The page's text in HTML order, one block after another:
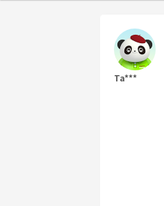
Ta***